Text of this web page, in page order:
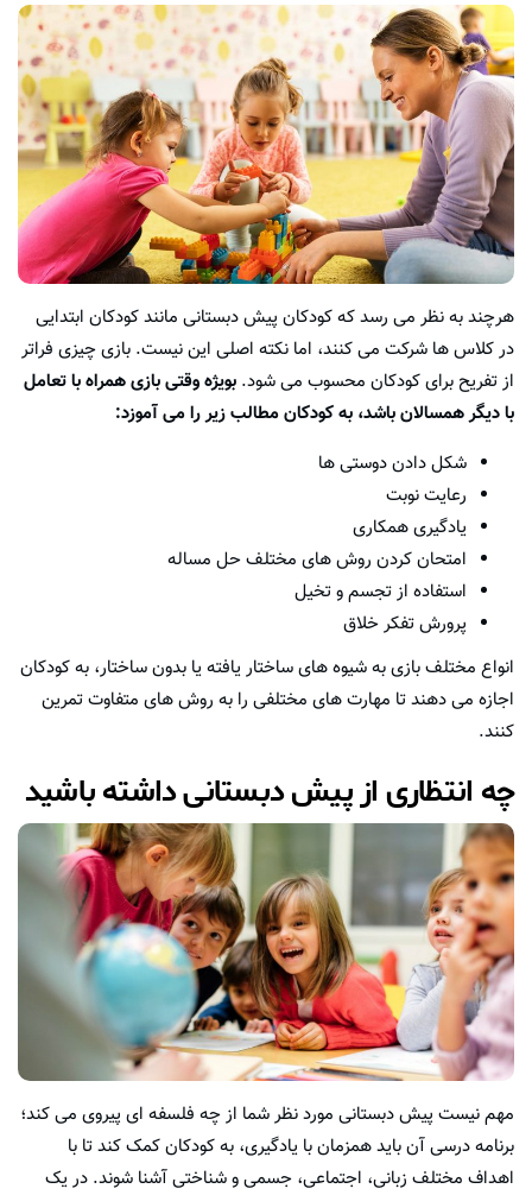
هرچند به نظر می رسد که کودکان پیش دبستانی مانند کودکان ابتدایی
در کلاس ها شرکت می کنند، اما نکته اصلی این نیست. بازی چیزی فراتر
از تفریح برای کودکان محسوب می شود. بویژه وقتی بازی همراه با تعامل
با دیگر همسالان باشد، به کودکان مطالب زیر را می آموزد:
شکل دادن دوستی ها
رعایت نوبت
یادگیری همکاری
امتحان کردن روش های مختلف حل مساله
استفاده از تجسم و تخیل
پرورش تفکر خلاق
انواع مختلف بازی به شیوه های ساختار یافته یا بدون ساختار، به کودکان
اجازه می دهند تا مهارت های مختلفی را به روش های متفاوت تمرین
کنند.
چه انتظاری از پیش دبستانی داشته باشید
مهم نیست پیش دبستانی مورد نظر شما از چه فلسفه ای پیروی می کند؛
برنامه درسی آن باید همزمان با یادگیری، به کودکان کمک کند تا با
اهداف مختلف زبانی، اجتماعی، جسمی و شناختی آشنا شوند. در یک